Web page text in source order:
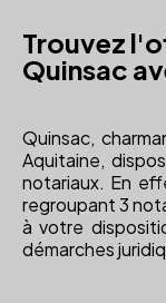
Trouvez
Quinsac
Quinsac,
Aquitaine,
notariaux. En
regroupant 3
à votre
démarches